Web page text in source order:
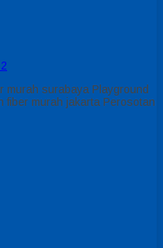
murah surabaya Playground
fiber murah jakarta Perosotan